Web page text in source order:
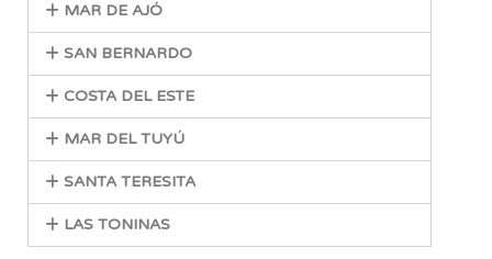
MAR DE AJÓ
SAN BERNARDO
COSTA DEL ESTE
MAR DEL TUYÚ
SANTA TERESITA
LAS TONINAS